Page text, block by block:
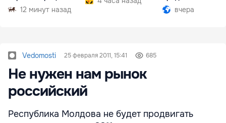
12 минут назад
Южной Осетии
вчера
Vedomosti 25 февраля 2011, 15:41 685
Не нужен нам рынок
российский
Республика Молдова не будет продвигать